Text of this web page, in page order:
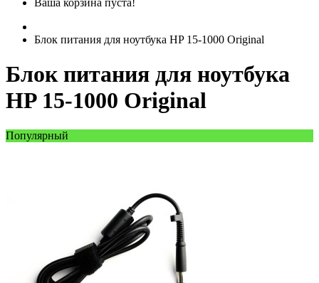
Ваша корзина пуста!
Блок питания для ноутбука HP 15-1000 Original
Блок питания для ноутбука
HP 15-1000 Original
Популярный